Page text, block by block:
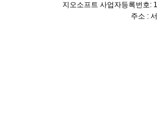
지오소프트 사업자등록번호:
주소 :